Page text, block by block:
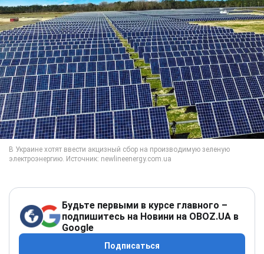
Будьте первыми в курсе главного –
подпишитесь на Новини на OBOZ.UA в
Google
Подписаться